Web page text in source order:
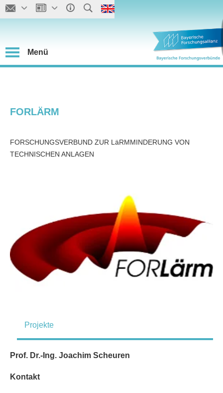
Menü
FORLÄRM
FORSCHUNGSVERBUND ZUR LäRMMINDERUNG VON
TECHNISCHEN ANLAGEN
Projekte
Prof. Dr.-Ing. Joachim Scheuren
Kontakt